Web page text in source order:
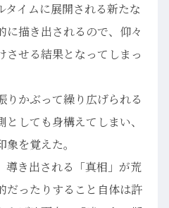
タイムに展開される新たな
に描き出されるので、仰々
させる結果となってしまっ
りかぶって繰り広げられる
しても身構えてしまい、
を覚えた。
導き出される「真相」が荒
だったりすること自体は許